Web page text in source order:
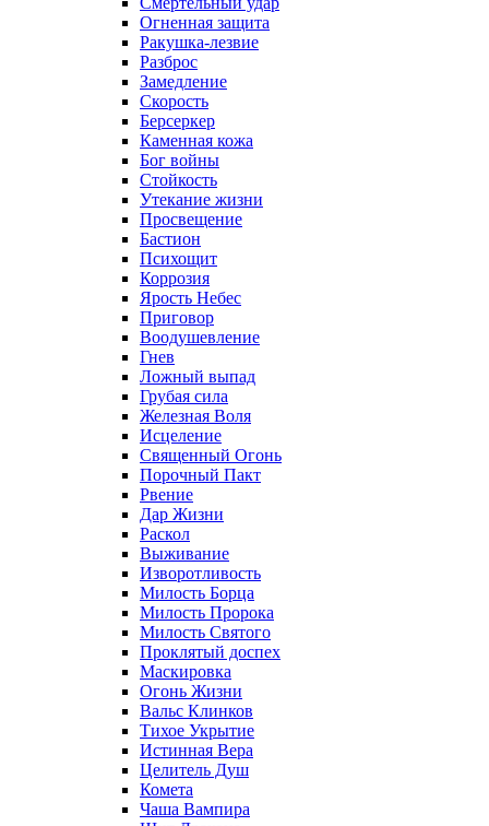
Огненная защита
Ракушка-лезвие
Разброс
Замедление
Скорость
Берсеркер
Каменная кожа
Бог войны
Стойкость
Утекание жизни
Просвещение
Бастион
Психощит
Коррозия
Ярость Небес
Приговор
Воодушевление
Гнев
Ложный выпад
Грубая сила
Железная Воля
Исцеление
Священный Огонь
Порочный Пакт
Рвение
Дар Жизни
Раскол
Выживание
Изворотливость
Милость Борца
Милость Пророка
Милость Святого
Проклятый доспех
Маскировка
Огонь Жизни
Вальс Клинков
Тихое Укрытие
Истинная Вера
Целитель Душ
Комета
Чаша Вампира